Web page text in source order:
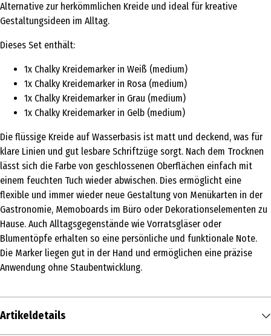
Alternative zur herkömmlichen Kreide und ideal für kreative
Gestaltungsideen im Alltag.
Dieses Set enthält:
1x Chalky Kreidemarker in Weiß (medium)
1x Chalky Kreidemarker in Rosa (medium)
1x Chalky Kreidemarker in Grau (medium)
1x Chalky Kreidemarker in Gelb (medium)
Die flüssige Kreide auf Wasserbasis ist matt und deckend, was für
klare Linien und gut lesbare Schriftzüge sorgt. Nach dem Trocknen
lässt sich die Farbe von geschlossenen Oberflächen einfach mit
einem feuchten Tuch wieder abwischen. Dies ermöglicht eine
flexible und immer wieder neue Gestaltung von Menükarten in der
Gastronomie, Memoboards im Büro oder Dekorationselementen zu
Hause. Auch Alltagsgegenstände wie Vorratsgläser oder
Blumentöpfe erhalten so eine persönliche und funktionale Note.
Die Marker liegen gut in der Hand und ermöglichen eine präzise
Anwendung ohne Staubentwicklung.
Artikeldetails